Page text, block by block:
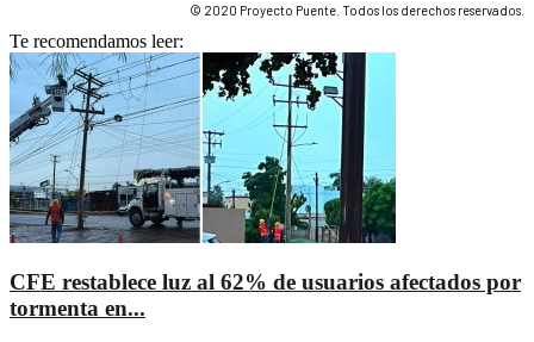
© 2020 Proyecto Puente. Todos los derechos reservados.
Te recomendamos leer:
CFE restablece luz al 62% de usuarios afectados por
tormenta en...